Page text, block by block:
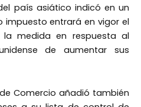
país asiático indicó en un
impuesto entrará en vigor el
medida en respuesta al
de aumentar sus
Comercio añadió también